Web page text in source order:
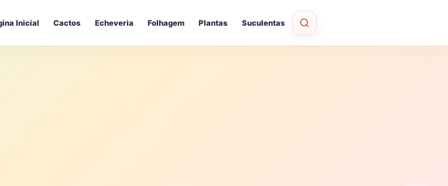
Inicial Cactos Echeveria Folhagem Plantas Suculentas